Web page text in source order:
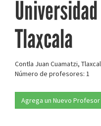
Tlaxcala
Contla Juan Cuamatzi,
Número de profesores: 1
Agrega un Nuevo Profesor